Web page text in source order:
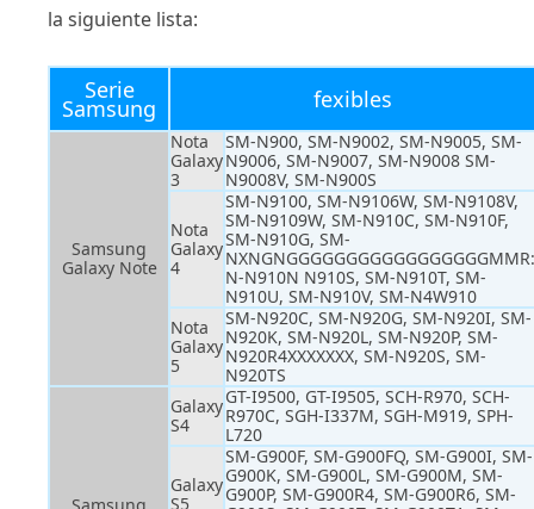
la siguiente lista:
Serie
Samsung fexibles
Samsung
Galaxy Note
Nota
Galaxy
3
SM-N900, SM-N9002, SM-N9005, SM-
N9006, SM-N9007, SM-N9008 SM-
N9008V, SM-N900S
Nota
Galaxy
4
SM-N9100, SM-N9106W, SM-N9108V,
SM-N9109W, SM-N910C, SM-N910F,
SM-N910G, SM-
NXNGNGGGGGGGGGGGGGGGGGMMR:
N-N910N N910S, SM-N910T, SM-
N910U, SM-N910V, SM-N4W910
Nota
Galaxy
5
SM-N920C, SM-N920G, SM-N920I, SM-
N920K, SM-N920L, SM-N920P, SM-
N920R4XXXXXXX, SM-N920S, SM-
N920TS
Samsung
Galaxy
S4
GT-I9500, GT-I9505, SCH-R970, SCH-
R970C, SGH-I337M, SGH-M919, SPH-
L720
Galaxy
S5
SM-G900F, SM-G900FQ, SM-G900I, SM-
G900K, SM-G900L, SM-G900M, SM-
G900P, SM-G900R4, SM-G900R6, SM-